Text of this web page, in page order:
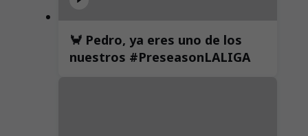
🦀 Pedro, ya eres uno de los
nuestros #PreseasonLALIGA